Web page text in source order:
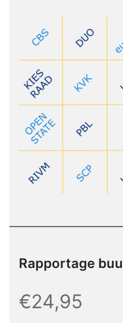
Rapportage
€24,95